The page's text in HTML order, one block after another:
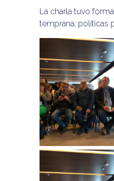
La charla tuvo
temprana; políticas